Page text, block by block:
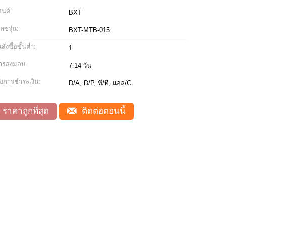
นด์: BXT
ขรุ่น: BXT-MTB-015
สั่งซื้อขั้นต่ำ: 1
รส่งมอบ: 7-14 วัน
การชำระเงิน: D/A, D/P, ที/ที, แอล/C
ราคาถูกที่สุด ติดต่อตอนนี้